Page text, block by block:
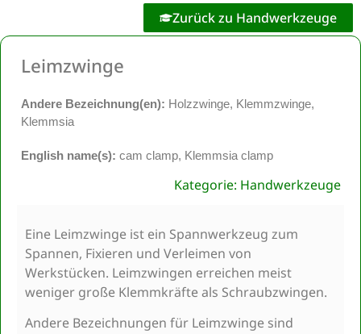
Zurück zu Handwerkzeuge
Leimzwinge
Andere Bezeichnung(en): Holzzwinge, Klemmzwinge,
Klemmsia
English name(s): cam clamp, Klemmsia clamp
Kategorie: Handwerkzeuge
Eine Leimzwinge ist ein Spannwerkzeug zum
Spannen, Fixieren und Verleimen von
Werkstücken. Leimzwingen erreichen meist
weniger große Klemmkräfte als Schraubzwingen.
Andere Bezeichnungen für Leimzwinge sind